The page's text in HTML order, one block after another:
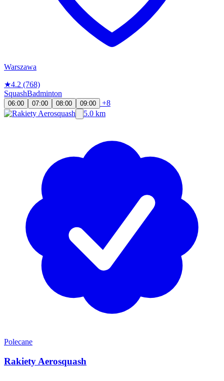
Warszawa
★4.2 (768)
SquashBadminton
06:00 07:00 08:00 09:00
+8
5.0 km
Polecane
Rakiety Aerosquash